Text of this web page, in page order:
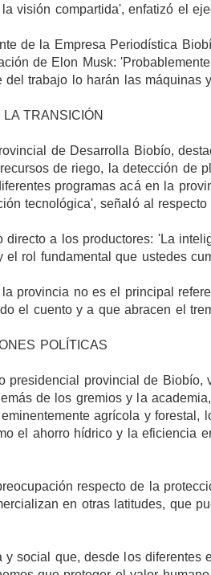
visión compartida', enfatizó el
de la Empresa Periodística
de Elon Musk:
del trabajo lo harán las máquinas
TRANSICIÓN
de Desarrolla Biobío,
de riego, la detección de
programas acá en la
tecnológica', señaló al respecto
directo a los productores: 'La
el rol fundamental que ustedes
provincia no es el principal
el cuento y a que abracen el
POLÍTICAS
presidencial provincial de
de los gremios y la
agrícola y
el ahorro hídrico y la eficiencia
respecto de la
en otras latitudes, que
social que, desde los diferentes